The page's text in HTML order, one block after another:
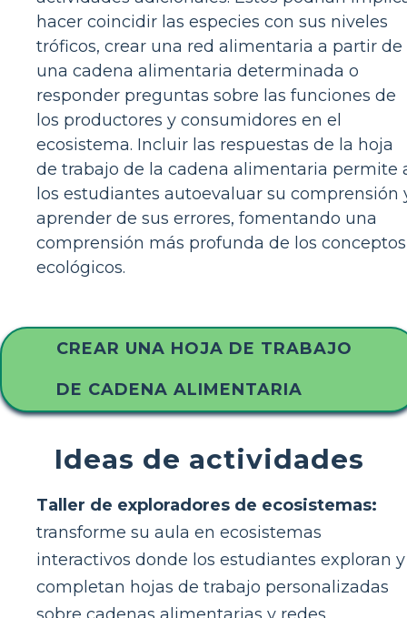
hacer coincidir las especies con sus niveles
tróficos, crear una red alimentaria a partir de
una cadena alimentaria determinada o
responder preguntas sobre las funciones de
los productores y consumidores en el
ecosistema. Incluir las respuestas de la hoja
de trabajo de la cadena alimentaria permite
los estudiantes autoevaluar su comprensión
aprender de sus errores, fomentando una
comprensión más profunda de los conceptos
ecológicos.
CREAR UNA HOJA DE TRABAJO
DE CADENA ALIMENTARIA
Ideas de actividades
Taller de exploradores de ecosistemas:
transforme su aula en ecosistemas
interactivos donde los estudiantes exploran y
completan hojas de trabajo personalizadas